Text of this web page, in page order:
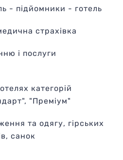
- підйомники - готель
страхівка
і послуги
категорій
"Преміум"
та одягу, гірських
санок